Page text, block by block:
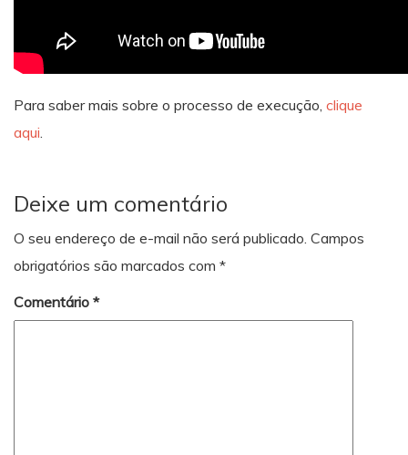
Para saber mais sobre o processo de execução, clique
aqui
Deixe um comentário
O seu endereço de e-mail não será publicado. Campos
obrigatórios são marcados com *
Comentário *